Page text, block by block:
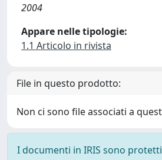
2004
Appare nelle tipologie:
1.1 Articolo in rivista
File in questo prodotto:
Non ci sono file associati a
I documenti in IRIS sono